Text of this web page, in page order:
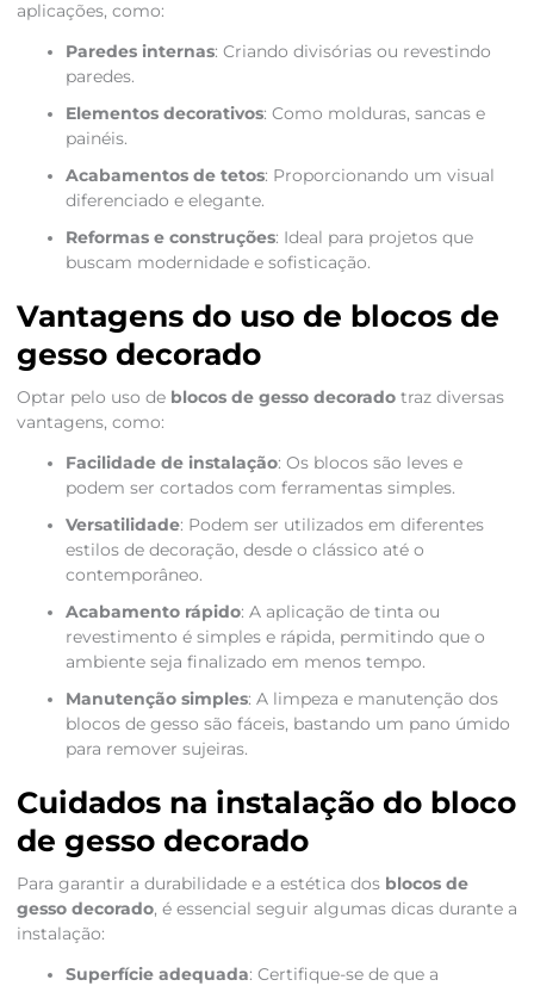
aplicações, como:
Paredes internas: Criando divisórias ou revestindo
paredes.
Elementos decorativos: Como molduras, sancas e
painéis.
Acabamentos de tetos: Proporcionando um visual
diferenciado e elegante.
Reformas e construções: Ideal para projetos que
buscam modernidade e sofisticação.
Vantagens do uso de blocos de
gesso decorado
Optar pelo uso de blocos de gesso decoradotraz diversas
vantagens, como:
Facilidade de instalação: Os blocos são leves e
podem ser cortados com ferramentas simples.
Versatilidade: Podem ser utilizados em diferentes
estilos de decoração, desde o clássico até o
contemporâneo.
Acabamento rápido: A aplicação de tinta ou
revestimento é simples e rápida, permitindo que o
ambiente seja finalizado em menos tempo.
Manutenção simples: A limpeza e manutenção dos
blocos de gesso são fáceis, bastando um pano úmido
para remover sujeiras.
Cuidados na instalação do bloco
de gesso decorado
Para garantir a durabilidade e a estética dos blocos de
gesso decorado, é essencial seguir algumas dicas durante a
instalação:
Superfície adequada: Certifique-se de que a